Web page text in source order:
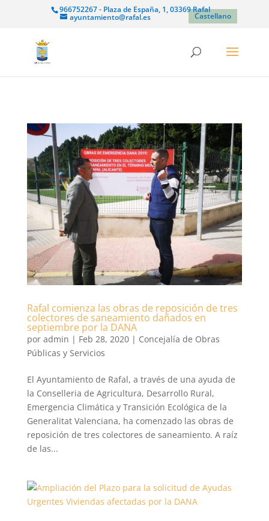
966752267 - Plaza de España, 1, 03369 Rafal
ayuntamiento@rafal.es Castellano
Rafal comienza las obras de reposición de tres
colectores de saneamiento dañados en
septiembre por la DANA
por admin | Feb 28, 2020| Concejalía de Obras
Públicas y Servicios
El Ayuntamiento de Rafal, a través de una ayuda de
la Conselleria de Agricultura, Desarrollo Rural,
Emergencia Climática y Transición Ecológica de la
Generalitat Valenciana, ha comenzado las obras de
reposición de tres colectores de saneamiento. A raíz
de las...